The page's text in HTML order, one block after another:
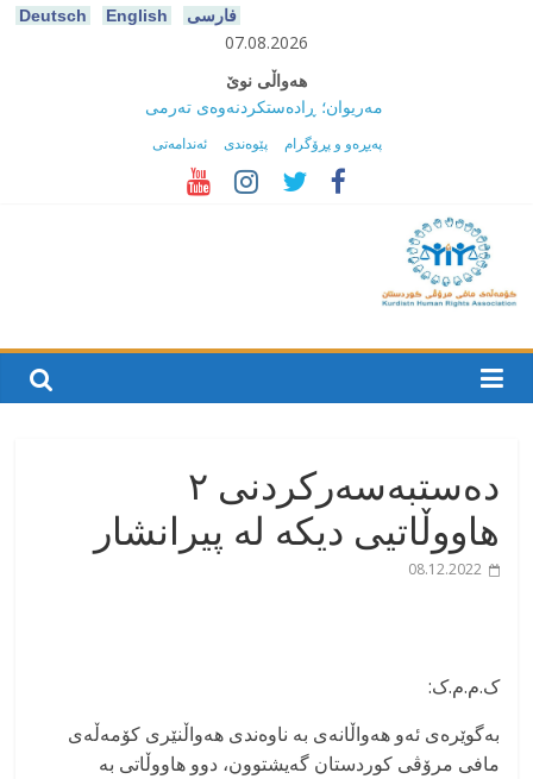
Deutsch English فارسی
07.08.2026
هەواڵی نوێ
مەریوان؛ ڕادەستکردنەوەی تەرمی
هاوڵاتییەکی گیانلەدەستداو لە کاتی
کۆڵبەریدا پاش سێ ڕۆژ دیار نەمان
سەقز؛ بێهزاد ڕەسووڵی بەندکراوی
کوژرانی هاوڵاتییەکی خەڵکی سەردەشت
پەیڕەو و پڕۆگرام پێوەندی ئەندامەتی
كۆمه‌ڵه‌ی
مافی
کوردستان
دەستبەسەرکردنی ٢
هاووڵاتیی دیکە لە پیرانشار
08.12.2022
ک.م.م.ک:
بەگوێرەی ئەو هەواڵانەی بە ناوەندی هەواڵنێری کۆمەڵەی
مافی مرۆڤی کوردستان گەیشتوون، دوو هاووڵاتی بە